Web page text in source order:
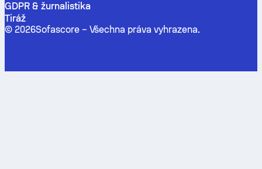
GDPR & žurnalistika
Tiráž
© 2026Sofascore – Všechna práva vyhrazena.